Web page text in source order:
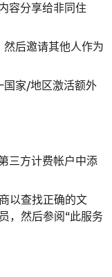
容分享给非同住
后邀请其他人作为
国家/地区激活额外
三方计费帐户中添
以查找正确的文
，然后参阅“此服务